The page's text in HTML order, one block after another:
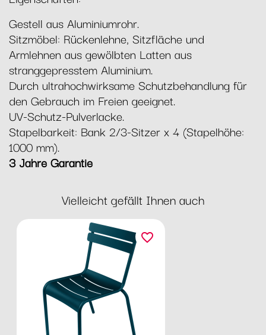
Gestell aus Aluminiumrohr.
Sitzmöbel: Rückenlehne, Sitzfläche und
Armlehnen aus gewölbten Latten aus
stranggepresstem Aluminium.
Durch ultrahochwirksame Schutzbehandlung für
den Gebrauch im Freien geeignet.
UV-Schutz-Pulverlacke.
Stapelbarkeit: Bank 2/3-Sitzer x 4 (Stapelhöhe:
1000 mm).
3 Jahre Garantie
Vielleicht gefällt Ihnen auch
favorite_border